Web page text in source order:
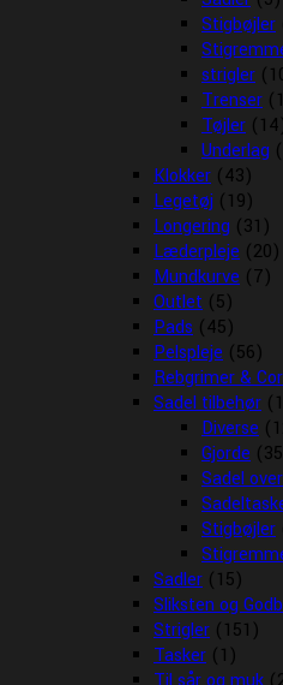
Stigbøjler
strigler
Trenser
Tøjler
Underlag
Klokker (43)
Legetøj (19)
Longering (31)
Læderpleje (20)
Mundkurve (7)
Outlet (5)
Pads (45)
Pelspleje (56)
Rebgrimer &
Sadel tilbehør
Diverse
Gjorde
Sadel
Stigbøjler
Sadler (15)
Sliksten og
Strigler (151)
Tasker (1)